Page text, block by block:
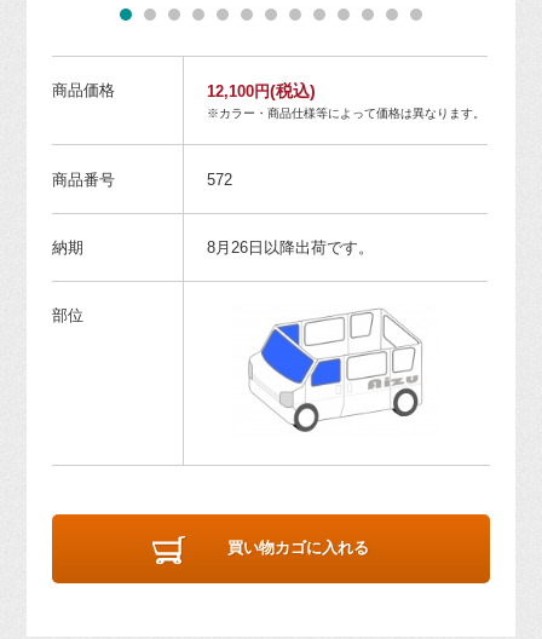
商品価格 12,100円(税込)
※カラー・商品仕様等によって価格は異なります。
商品番号 572
納期 8月26日以降出荷です。
部位
買い物カゴに入れる